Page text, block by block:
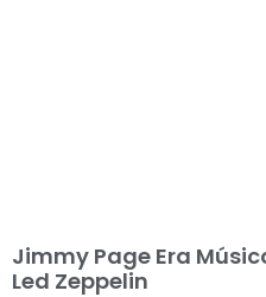
Jimmy Page Era
Led Zeppelin